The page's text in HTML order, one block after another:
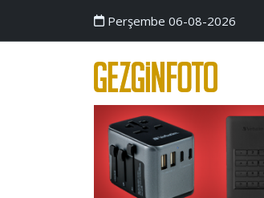
Perşembe 06-08-2026